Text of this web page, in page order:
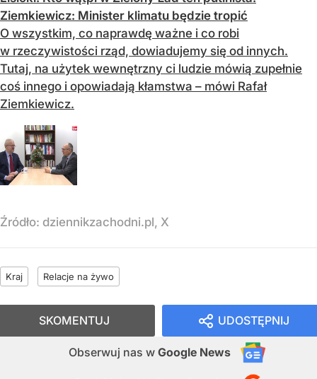
Ziemkiewicz: Minister klimatu będzie tropić
O wszystkim, co naprawdę ważne i co robi
w rzeczywistości rząd, dowiadujemy się od innych.
Tutaj, na użytek wewnętrzny ci ludzie mówią zupełnie
coś innego i opowiadają kłamstwa – mówi Rafał
Ziemkiewicz.
Źródło: dziennikzachodni.pl, X
Kraj Relacje na żywo
UDOSTĘPNIJ
Obserwuj nas w Google News
SKOMENTUJ